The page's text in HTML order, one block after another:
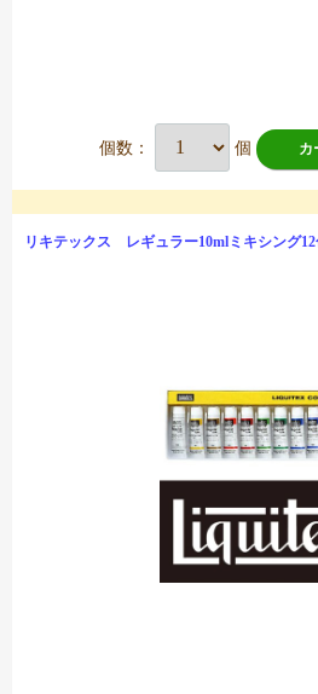
個数： 個 カ
リキテックス レギュラー10mlミキシング12